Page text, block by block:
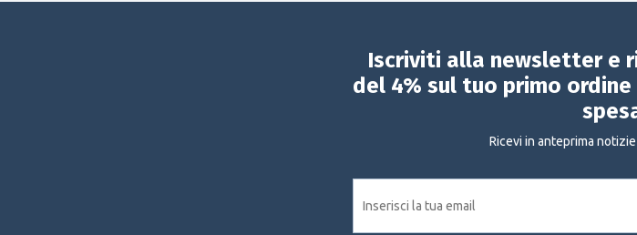
Iscriviti alla newsletter e
del 4% sul tuo primo
Ricevi in anteprima